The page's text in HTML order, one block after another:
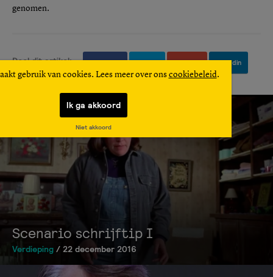
gebruik van cookies. Lees meer over ons cookiebeleid.
Ik ga akkoord
Niet akkoord
genomen.
Deel dit artikel: Facebook Twitter Google+ Linkedin
Scenario schrijftip I
Verdieping / 22 december 2016